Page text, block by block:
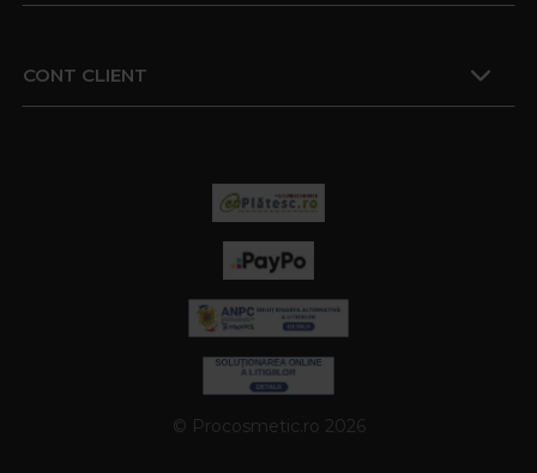
CONT CLIENT
© Procosmetic.ro 2026